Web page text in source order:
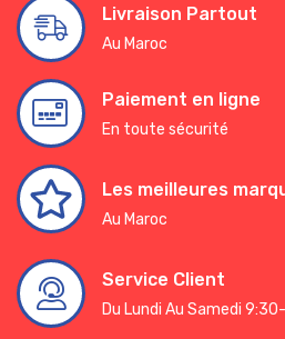
Livraison Partout
Au Maroc
Paiement en ligne
En toute sécurité
Les meilleures
Au Maroc
Service Client
Du Lundi Au Samedi